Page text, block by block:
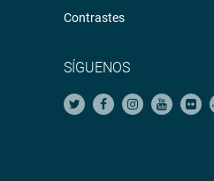
Contrastes
SÍGUENOS